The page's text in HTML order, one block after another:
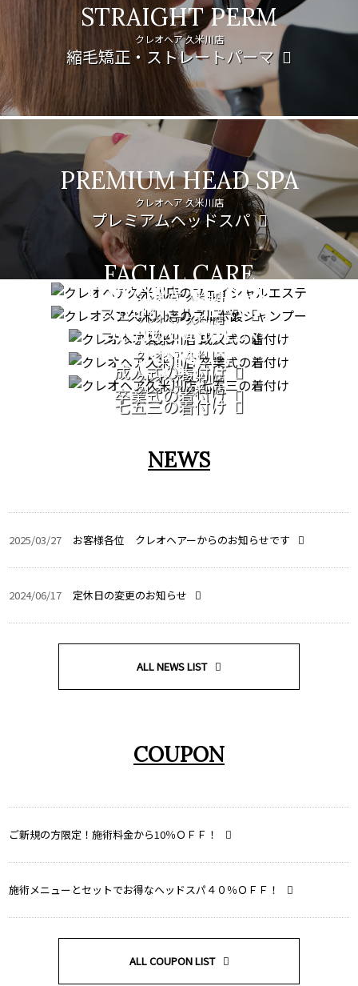
STRAIGHT PERM
クレオヘア 久米川店
縮毛矯正・ストレートパーマ
PREMIUM HEAD SPA
クレオヘア 久米川店
プレミアムヘッドスパ
FACIAL CARE
クレオヘア 久米川店
フェイシャルエステ
PATORA SERIES
クレオヘア 久米川店
フルボ酸シャンプー
COMING OF AGE
CEREMONY
クレオヘア 久米川店
成人式の着付け
GRADUATION
CEREMONY
クレオヘア 久米川店
卒業式の着付け
753
クレオヘア 久米川店
七五三の着付け
NEWS
2025/03/27 お客様各位 クレオヘアーからのお知らせです
2024/06/17 定休日の変更のお知らせ
ALL NEWS LIST
COUPON
ご新規の方限定！施術料金から10％ＯＦＦ！
施術メニューとセットでお得なヘッドスパ４０％ＯＦＦ！
ALL COUPON LIST